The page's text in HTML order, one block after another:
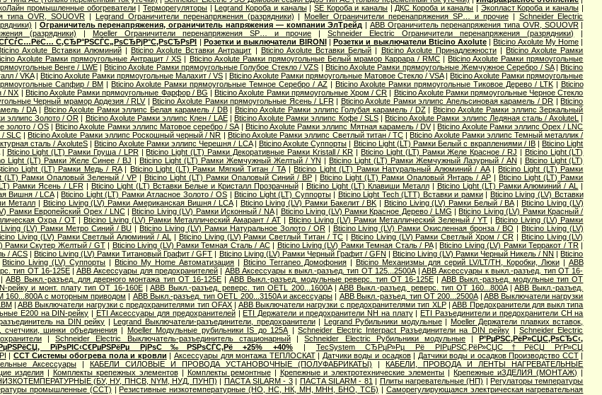
промышленные обогреватели|Терморегуляторы |Legrand Короба и каналы| SE Короба и каналы| ДКС Короба и каналы | Экопласт Короба и каналы|
типа OVR, SOUOVR | Legrand Ограничители перенапряжения (разрядники) |Moeller Ограничители перенапряжения SP… и прочие| Schneider Electric
| Ограничитель перенапряжения, ограничитель напряжения — компании ЭлТрейд | ABB Ограничитель перенапряжения типа OVR, SOUOVR|
(разрядники) | Moeller Ограничители перенапряжения SP… и прочие |Schneider Electric Ограничители перенапряжения (разрядники)
|
С‚СЂР°РЅСЃС„РѕСЂРјР°С‚РѕСЂРѕРІ | Розетки и выключатели BIRONI|Розетки и выключатели Bticino Axolute|Bticino Axolute My Home |
Axolute Вставки Алюминий| Bticino Axolute Вставки Антрацит | Bticino Axolute Вставки Белый | Bticino Axolute Принадлежности|Bticino Axolute Рамки
Axolute Рамки прямоугольные Антрацит / XS | Bticino Axolute Рамки прямоугольные Белый мрамор Каррара / RMC |Bticino Axolute Рамки прямоугольные
Венге / LWE|Bticino Axolute Рамки прямоугольные Голубое Стекло / VZS | Bticino Axolute Рамки прямоугольные Жемчужное Серебро / SA|Bticino
/ VKA| Bticino Axolute Рамки прямоугольные Малахит / VS|Bticino Axolute Рамки прямоугольные Матовое Стекло / VSA|Bticino Axolute Рамки прямоугольные
Сапфир / BM |Bticino Axolute Рамки прямоугольные Темное Серебро / AZ| Bticino Axolute Рамки прямоугольные Тиковое Дерево / LTK| Bticino
/ NX | Bticino Axolute Рамки прямоугольные Фарфор / BG |Bticino Axolute Рамки прямоугольные Хром / CR | Bticino Axolute Рамки прямоугольные Черное Стекло
Черный мрамор Ардезия / RLV|Bticino Axolute Рамки прямоугольные Ясень / LFR| Bticino Axolute Рамки эллипс Апельсиновая карамель / DR |Bticino
/ DA| Bticino Axolute Рамки эллипс Белая карамель / DB|Bticino Axolute Рамки эллипс Голубая карамель / DZ|Bticino Axolute Рамки эллипс Зеркальный
эллипс Золото / OR | Bticino Axolute Рамки эллипс Клен / LAE| Bticino Axolute Рамки эллипс Кофе / SLS|Bticino Axolute Рамки эллипс Ледяная сталь / AxoluteL
|
золото / OS|Bticino Axolute Рамки эллипс Матовое серебро / SA| Bticino Axolute Рамки эллипс Мятная карамель / DV|Bticino Axolute Рамки эллипс Орех / LNC
/ SLC|Bticino Axolute Рамки эллипс Роскошный черный / NR | Bticino Axolute Рамки эллипс Светлый титан / TC |Bticino Axolute Рамки эллипс Темный металлик /
сталь / AxoluteS |Bticino Axolute Рамки эллипс Черешня / LCA| Bticino Axolute Суппорты | Bticino Light (LT) Рамки Белый с вкраплениями / IB|Bticino Light
Bticino Light (LT) Рамки Груша / LPR|Bticino Light (LT) Рамки Декоративные Рамки Kristall / KR |Bticino Light (LT) Рамки Желе Красное / RJ | Bticino Light (LT)
Light (LT) Рамки Желе Синее / BJ |Bticino Light (LT) Рамки Жемчужный Желтый / YN | Bticino Light (LT) Рамки Жемчужный Лазурный / AN | Bticino Light (LT)
Light (LT) Рамки Медь / RA| Bticino Light (LT) Рамки Мягкий Титан / TA|Bticino Light (LT) Рамки Натуральный Алюминий / AA| Bticino Light (LT) Рамки
(LT) Рамки Опаловый Зеленый / VP| Bticino Light (LT) Рамки Опаловый Синий / BP |Bticino Light (LT) Рамки Опаловый Янтарь / AP |Bticino Light (LT) Рамки
Рамки Ясень / LFR| Bticino Light (LT) Вставки Белые и Кристалл Прозрачный| Bticino Light (LT) Клавиши Металл| Bticino Light (LT) Рамки Алюминий / AL
|
Вишня / LCA|Bticino Light (LT) Рамки Атласное Золото / OS |Bticino Light (LT) Суппорты| Bticino Light Tech (LTT) Вставки и рамки| Bticino Living (LV) Вставки
Металл | Bticino Living (LV) Рамки Американская Вишня / LCA| Bticino Living (LV) Рамки Бакелит / BK | Bticino Living (LV) Рамки Белый / BA| Bticino Living (LV)
Рамки Европейский Орех / LNC|Bticino Living (LV) Рамки Исконный / NA| Bticino Living (LV) Рамки Красное Дерево / LMG |Bticino Living (LV) Рамки Красный /
Охра / OT| Bticino Living (LV) Рамки Металлический Амарант / AT |Bticino Living (LV) Рамки Металлический Зеленый / YT |Bticino Living (LV) Рамки
Living (LV) Рамки Метро Синий / BU |Bticino Living (LV) Рамки Натуральное Золото / OR| Bticino Living (LV) Рамки Окисленная бронза / BO | Bticino Living (LV)
Living (LV) Рамки Светлый Алюминий / AL | Bticino Living (LV) Рамки Светлый Титан / TC| Bticino Living (LV) Рамки Светлый Хром / CR| Bticino Living (LV)
Рамки Скутер Желтый / GT| Bticino Living (LV) Рамки Темная Сталь / AC| Bticino Living (LV) Рамки Темная Сталь / PA|Bticino Living (LV) Рамки Терракот / TR |
/ ACS|Bticino Living (LV) Рамки Титановый Графит / GFT | Bticino Living (LV) Рамки Черный Графит / GFN | Bticino Living (LV) Рамки Черный Никель / NN |Bticino
Bticino Living (LV) Суппорты |Bticino My Home Автоматизация | Bticino Terraneo Домофония| Bticino Механизмы для серий LV/LT/TH, Коробки, Люки| ABB
тип OT 16-125E | ABB Аксессуары для предохранителей | ABB Аксессуары к выкл.-разъед. тип OT 125...2500A|ABB Аксессуары к выкл.-разъед. тип OT 16-
|ABB Выкл.-разъед. для дверного монтажа тип OT 16-125E | ABB Выкл.-разъед. модульные реверс. тип OT 16-125E | ABB Выкл.-разъед. модульные тип OT
рейку и монт. плату тип OT 16-160E|ABB Выкл.-разъед. реверс. тип OETL 200...1600A|ABB Выкл.-разъед. реверс. тип OT 160...800A|ABB Выкл.-разъед.
160...800A с моторным приводом | ABB Выкл.-разъед. тип OETL 200...3150A и аксессуары | ABB Выкл.-разъед. тип OT 200...2500A| ABB Выключатели нагрузки
|ABB Выключатели нагрузки с предохранителями тип OFAX | ABB Выключатели нагрузки с предохранителями тип XLP|ABB Предохранители для выкл типа
E200 на DIN-рейку | ETI Аксессуары для предохранителей|ETI Держатели и предохранители NH на плату| ETI Разъединители и предохранители CH на
на DIN рейку |Legrand Выключатели-разъединители, предохранители| Legrand Рубильники модульные| Moeller Держатели плавких вставок,
счетчики, шинки объединения| Moeller Модульные рубильники IS до 125А |Schneider Electric Interpact Разъединители на DIN рейку | Schneider Electric
|Schneider Electric Выключатель-разъединитель стационарный|Schneider Electric Рубильники модульные|Р’РµРЅС‚РёР»СЏС‚РѕСЂС‹,
РїРѕРІС‹С€РµРЅРёРµ РјРѕС‰РЅРѕСЃС‚Рё +25% +40% | TecSystem СЂРµР»Рµ Рё РІРµРЅС‚РёР»СЏС†РёСЏ РґР»СЏ
| ССТ Системы обогрева пола и кровли | Аксессуары для монтажа ТЕПЛОСКАТ| Датчики воды и осадков| Датчики воды и осадков Производство ССТ|
Аксессуары| КАБЕЛИ СИЛОВЫЕ И ПРОВОДА УСТАНОВОЧНЫЕ (ПОЛУФАБРИКАТЫ) |КАБЕЛИ, ПРОВОДА И ЛЕНТЫ НАГРЕВАТЕЛЬНЫЕ
изделия| Комплекты крепежных элементов| Комплекты ремонтные| Крепежные и электротехнические элементы |Крепежные иЗДЕЛИЯ (МОНТАЖ) |
(БУ, НУ, ПНСВ, NYM, НУД, ПУНП) | ПАСТА SILARM - 3| ПАСТА SILARM - 81 | Плиты нагревательные (НП) |Регулаторы температуры
промышленные (ССТ) |Резистивные низкотемпературные (НО, НС, НК, МН, МНН, БНО, ТСБ) | Саморегулирующаяся электрическая нагревательная